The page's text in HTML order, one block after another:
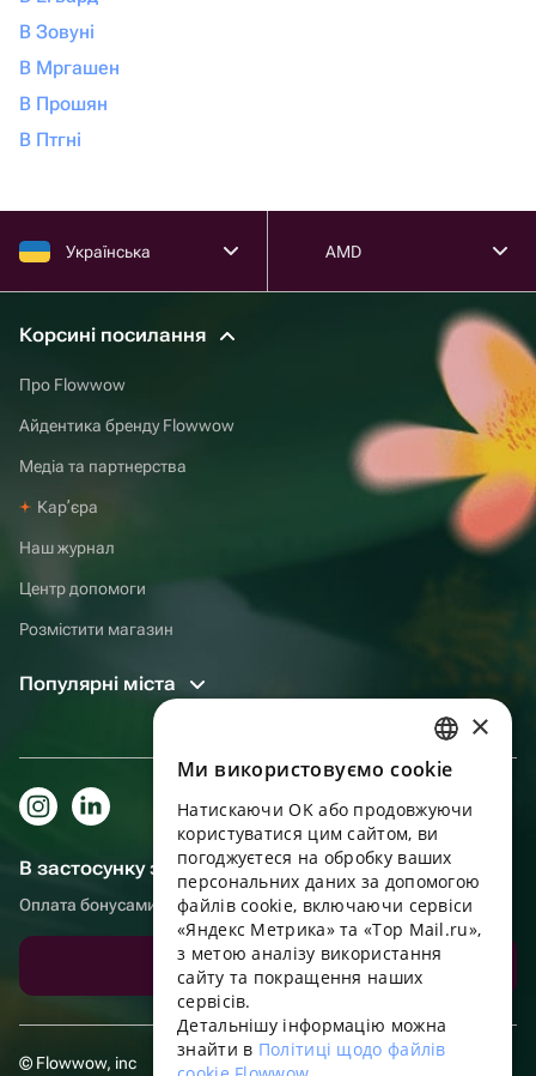
В Зовуні
В Мргашен
В Прошян
В Птгні
Українська AMD
Корсині посилання
Про Flowwow
Айдентика бренду Flowwow
Медіа та партнерства
Карʼєра
Наш журнал
Центр допомоги
Розмістити магазин
Популярні міста
В застосунку зручніше!
Оплата бонусами, самовивіз, зручний чат підтримки
Завантажити додаток
© Flowwow, inc
RUSSIAN
ENGLISH
UKRAINIAN
PORTUGUESE
SPANISH
HUNGARIAN
FRENCH
×
Ми використовуємо cookie
Натискаючи OK або продовжуючи
користуватися цим сайтом, ви
погоджуєтеся на обробку ваших
персональних даних за допомогою
файлів cookie, включаючи сервіси
«Яндекс Метрика» та «Top Mail.ru»,
з метою аналізу використання
сайту та покращення наших
сервісів.
Детальнішу інформацію можна
знайти в Політиці щодо файлів